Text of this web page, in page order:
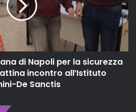
di Napoli per la sicurezza
incontro all’Istituto
De Sanctis